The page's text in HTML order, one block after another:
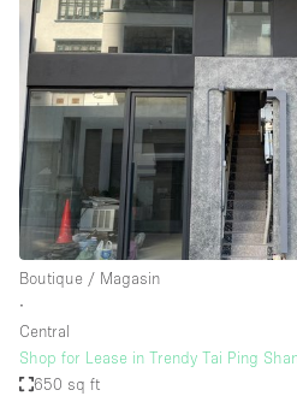
Boutique / Magasin
∙
Central
Shop for Lease in Trendy Tai Ping
650 sq ft